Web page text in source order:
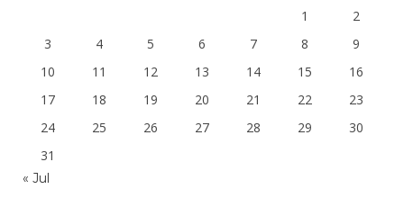
1
2
3
4 5 6 7 8
9
10
11 12 13 14 15
16
17
18 19 20 21 22
23
24
25 26 27 28 29
30
31
« Jul